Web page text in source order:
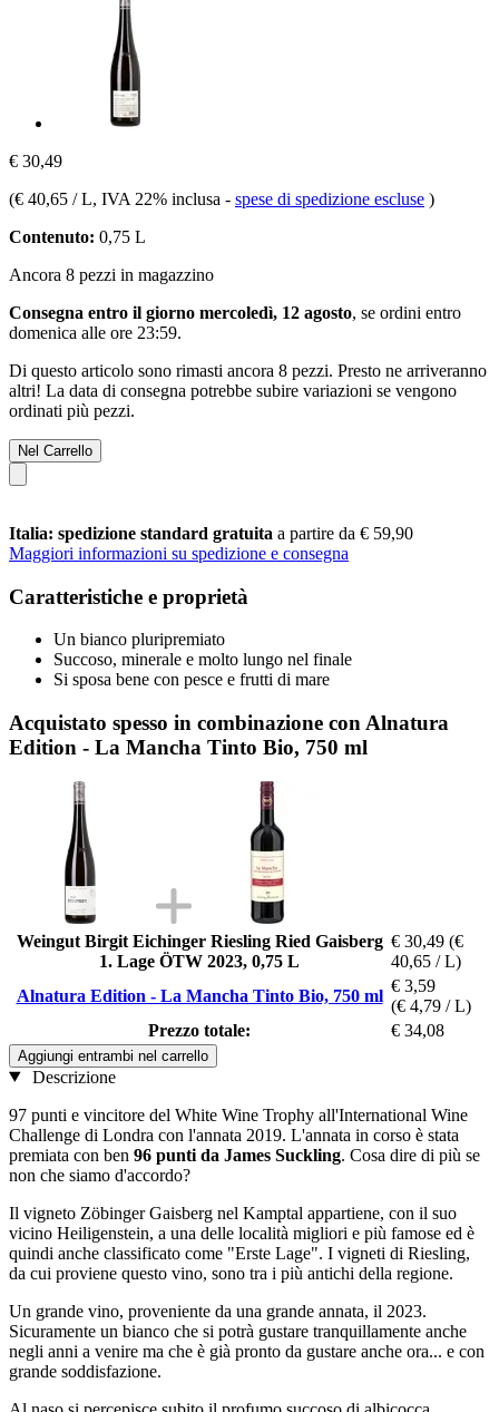
€ 30,49
(€ 40,65 / L, IVA 22% inclusa - spese di spedizione escluse )
Contenuto: 0,75 L
Ancora 8 pezzi in magazzino
Consegna entro il giorno mercoledì, 12 agosto, se ordini entro
domenica alle ore 23:59.
Di questo articolo sono rimasti ancora 8 pezzi. Presto ne arriveranno
altri! La data di consegna potrebbe subire variazioni se vengono
ordinati più pezzi.
Nel Carrello
Italia: spedizione standard gratuita a partire da € 59,90
Maggiori informazioni su spedizione e consegna
Caratteristiche e proprietà
Un bianco pluripremiato
Succoso, minerale e molto lungo nel finale
Si sposa bene con pesce e frutti di mare
Acquistato spesso in combinazione con Alnatura
Edition - La Mancha Tinto Bio, 750 ml
Weingut Birgit Eichinger Riesling Ried Gaisberg
1. Lage ÖTW 2023, 0,75 L
€ 30,49 (€
40,65 / L)
Alnatura Edition - La Mancha Tinto Bio, 750 ml
€ 3,59
(€ 4,79 / L)
Prezzo totale:
€ 34,08
Aggiungi entrambi nel carrello
Descrizione
97 punti e vincitore del White Wine Trophy all'International Wine
Challenge di Londra con l'annata 2019. L'annata in corso è stata
premiata con ben 96 punti da James Suckling. Cosa dire di più se
non che siamo d'accordo?
Il vigneto Zöbinger Gaisberg nel Kamptal appartiene, con il suo
vicino Heiligenstein, a una delle località migliori e più famose ed è
quindi anche classificato come "Erste Lage". I vigneti di Riesling,
da cui proviene questo vino, sono tra i più antichi della regione.
Un grande vino, proveniente da una grande annata, il 2023.
Sicuramente un bianco che si potrà gustare tranquillamente anche
negli anni a venire ma che è già pronto da gustare anche ora... e con
grande soddisfazione.